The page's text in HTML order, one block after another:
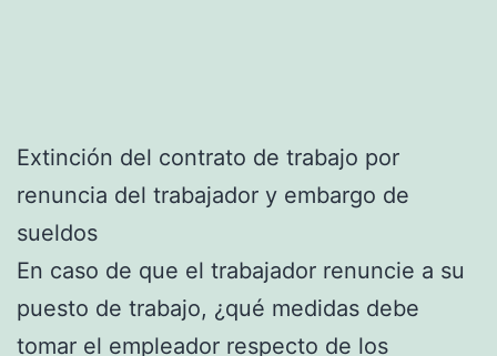
Extinción del contrato de trabajo por
renuncia del trabajador y embargo de
sueldos
En caso de que el trabajador renuncie a su
puesto de trabajo, ¿qué medidas debe
tomar el empleador respecto de los